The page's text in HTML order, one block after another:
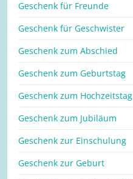
Geschenk für Freunde
Geschenk für Geschwister
Geschenk zum Abschied
Geschenk zum Geburtstag
Geschenk zum Hochzeitstag
Geschenk zum Jubiläum
Geschenk zur Einschulung
Geschenk zur Geburt